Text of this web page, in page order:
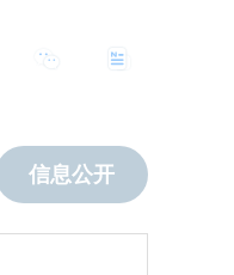
信息公开